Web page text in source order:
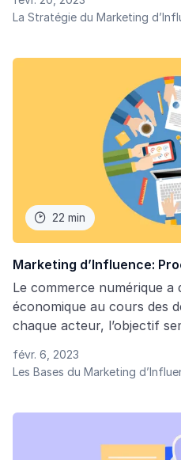
domaine du marketing
cet article sur les
La Stratégie du Marketing
 22 min
Marketing d’Influence:
Le commerce numérique a
économique au cours des
chaque acteur, l’objectif
consommateurs.
a été d’une influence
chiffre d’affaires.
févr. 6, 2023
Les Bases du Marketing